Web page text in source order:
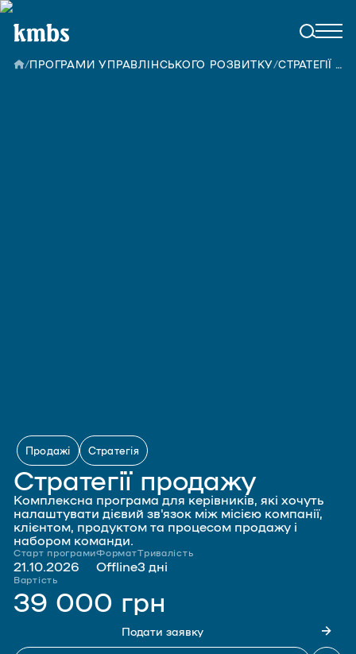
Продажі Стратегія
Стратегії продажу
Комплексна програма для керівників, які хочуть
налаштувати дієвий зв'язок між місією компанії,
клієнтом, продуктом та процесом продажу і
набором команди.
Старт програми
21.10.2026
Формат
Offline
Тривалість
3 дні
Вартість
39 000 грн
Подати заявку
/ПРОГРАМИ УПРАВЛІНСЬКОГО РОЗВИТКУ/ СТРАТЕГІЇ ПРОДАЖУ